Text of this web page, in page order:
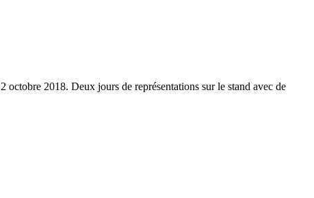
2018. Deux jours de représentations sur le stand avec de